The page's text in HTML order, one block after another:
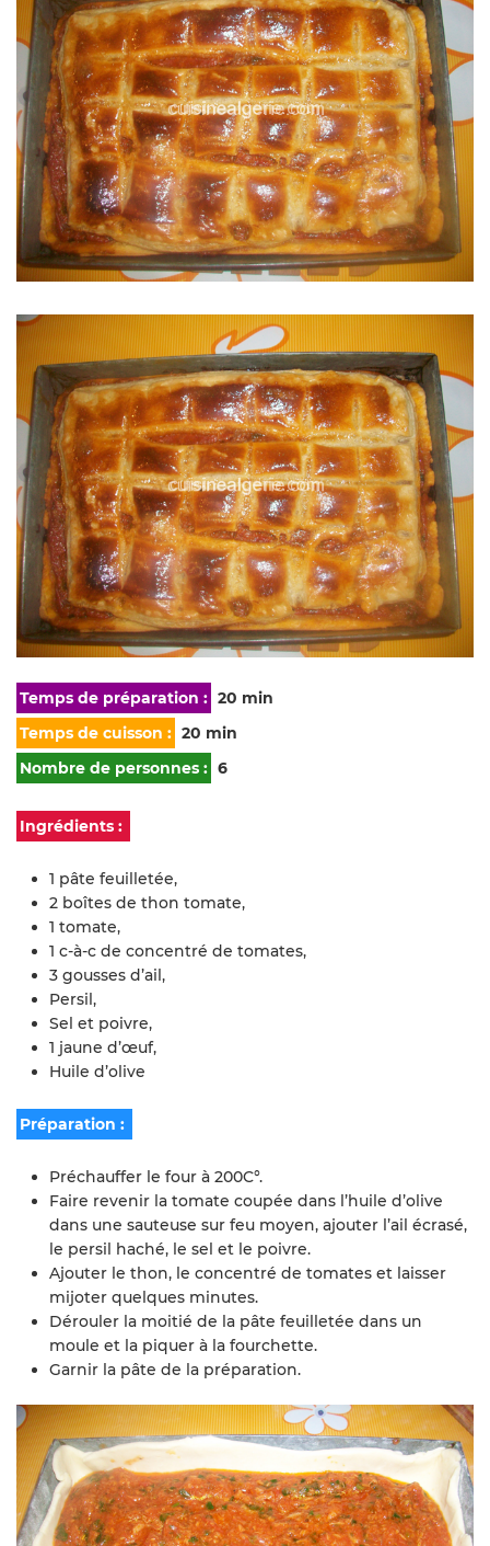
Temps de préparation : 20 min
Temps de cuisson : 20 min
Nombre de personnes : 6
Ingrédients :
1 pâte feuilletée,
2 boîtes de thon tomate,
1 tomate,
1 c-à-c de concentré de tomates,
3 gousses d’ail,
Persil,
Sel et poivre,
1 jaune d’œuf,
Huile d’olive
Préparation :
Préchauffer le four à 200C°.
Faire revenir la tomate coupée dans l’huile d’olive
dans une sauteuse sur feu moyen, ajouter l’ail écrasé,
le persil haché, le sel et le poivre.
Ajouter le thon, le concentré de tomates et laisser
mijoter quelques minutes.
Dérouler la moitié de la pâte feuilletée dans un
moule et la piquer à la fourchette.
Garnir la pâte de la préparation.